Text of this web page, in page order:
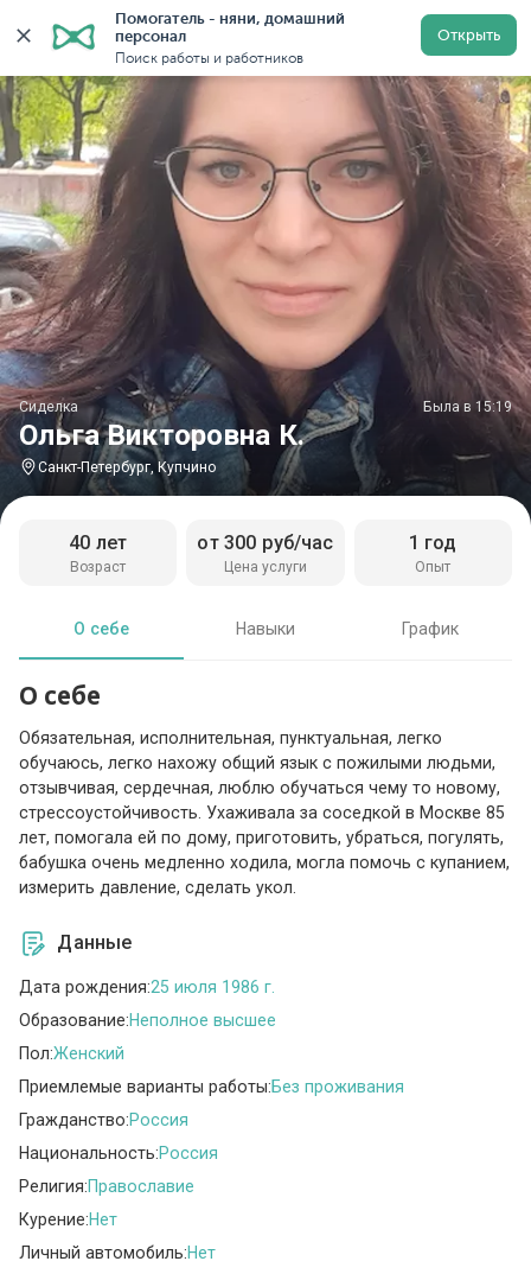
Помогатель - няни, домашний
персонал
Поиск работы и работников
Открыть
Главная Сиделки Сиделки в Санкт-Петербурге
Ольга Викторовна К.
Сиделка Была в 15:19
Санкт-Петербург, Купчино
Возраст
40 лет
Цена услуги
от 300 руб/час
Опыт
1 год
О себе Навыки График
О себе
Обязательная, исполнительная, пунктуальная, легко
обучаюсь, легко нахожу общий язык с пожилыми людьми,
отзывчивая, сердечная, люблю обучаться чему то новому,
стрессоустойчивость. Ухаживала за соседкой в Москве 85
лет, помогала ей по дому, приготовить, убраться, погулять,
бабушка очень медленно ходила, могла помочь с купанием,
измерить давление, сделать укол.
Данные
Дата рождения:25 июля 1986 г.
Образование:Неполное высшее
Пол:Женский
Приемлемые варианты работы:Без проживания
Гражданство:Россия
Национальность:Россия
Религия:Православие
Курение:Нет
Личный автомобиль:Нет